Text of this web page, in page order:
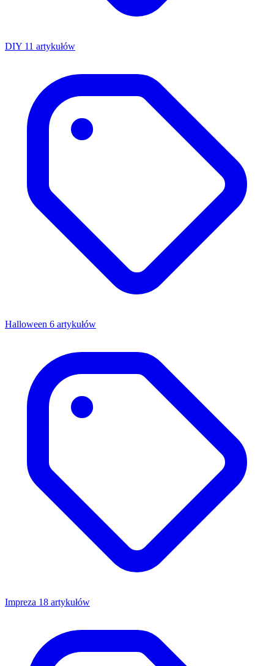
DIY 11 artykułów
Halloween 6 artykułów
Impreza 18 artykułów